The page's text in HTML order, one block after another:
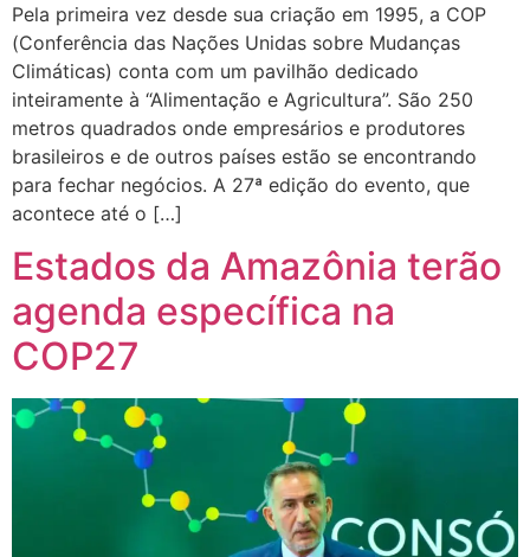
Pela primeira vez desde sua criação em 1995, a COP
(Conferência das Nações Unidas sobre Mudanças
Climáticas) conta com um pavilhão dedicado
inteiramente à “Alimentação e Agricultura”. São 250
metros quadrados onde empresários e produtores
brasileiros e de outros países estão se encontrando
para fechar negócios. A 27ª edição do evento, que
acontece até o […]
Estados da Amazônia terão
agenda específica na
COP27